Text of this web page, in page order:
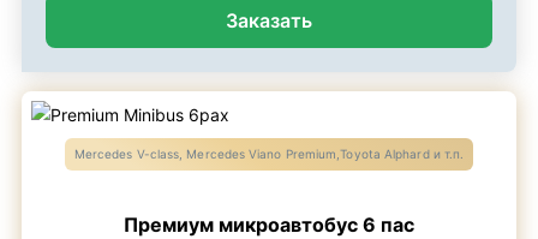
Заказать
Mercedes V-class, Mercedes Viano Premium,Toyota Alphard и т.п.
Премиум микроавтобус 6 пас